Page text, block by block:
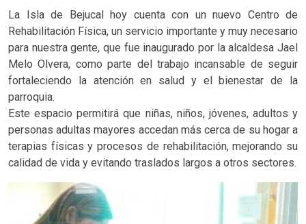
La Isla de Bejucal hoy cuenta con un nuevo Centro de
Rehabilitación Física, un servicio importante y muy necesario
para nuestra gente, que fue inaugurado por la alcaldesa Jael
Melo Olvera, como parte del trabajo incansable de seguir
fortaleciendo la atención en salud y el bienestar de la
parroquia.
Este espacio permitirá que niñas, niños, jóvenes, adultos y
personas adultas mayores accedan más cerca de su hogar a
terapias físicas y procesos de rehabilitación, mejorando su
calidad de vida y evitando traslados largos a otros sectores.